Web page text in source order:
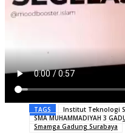
TAGS Institut Teknologi
SMA MUHAMMADIYAH 3
Smamga Gadung Surabaya